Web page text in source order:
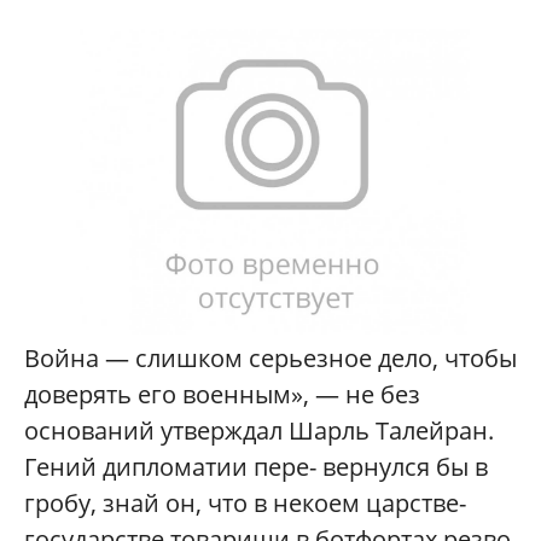
Война — слишком серьезное дело, чтобы
доверять его военным», — не без
оснований утверждал Шарль Талейран.
Гений дипломатии пере- вернулся бы в
гробу, знай он, что в некоем царстве-